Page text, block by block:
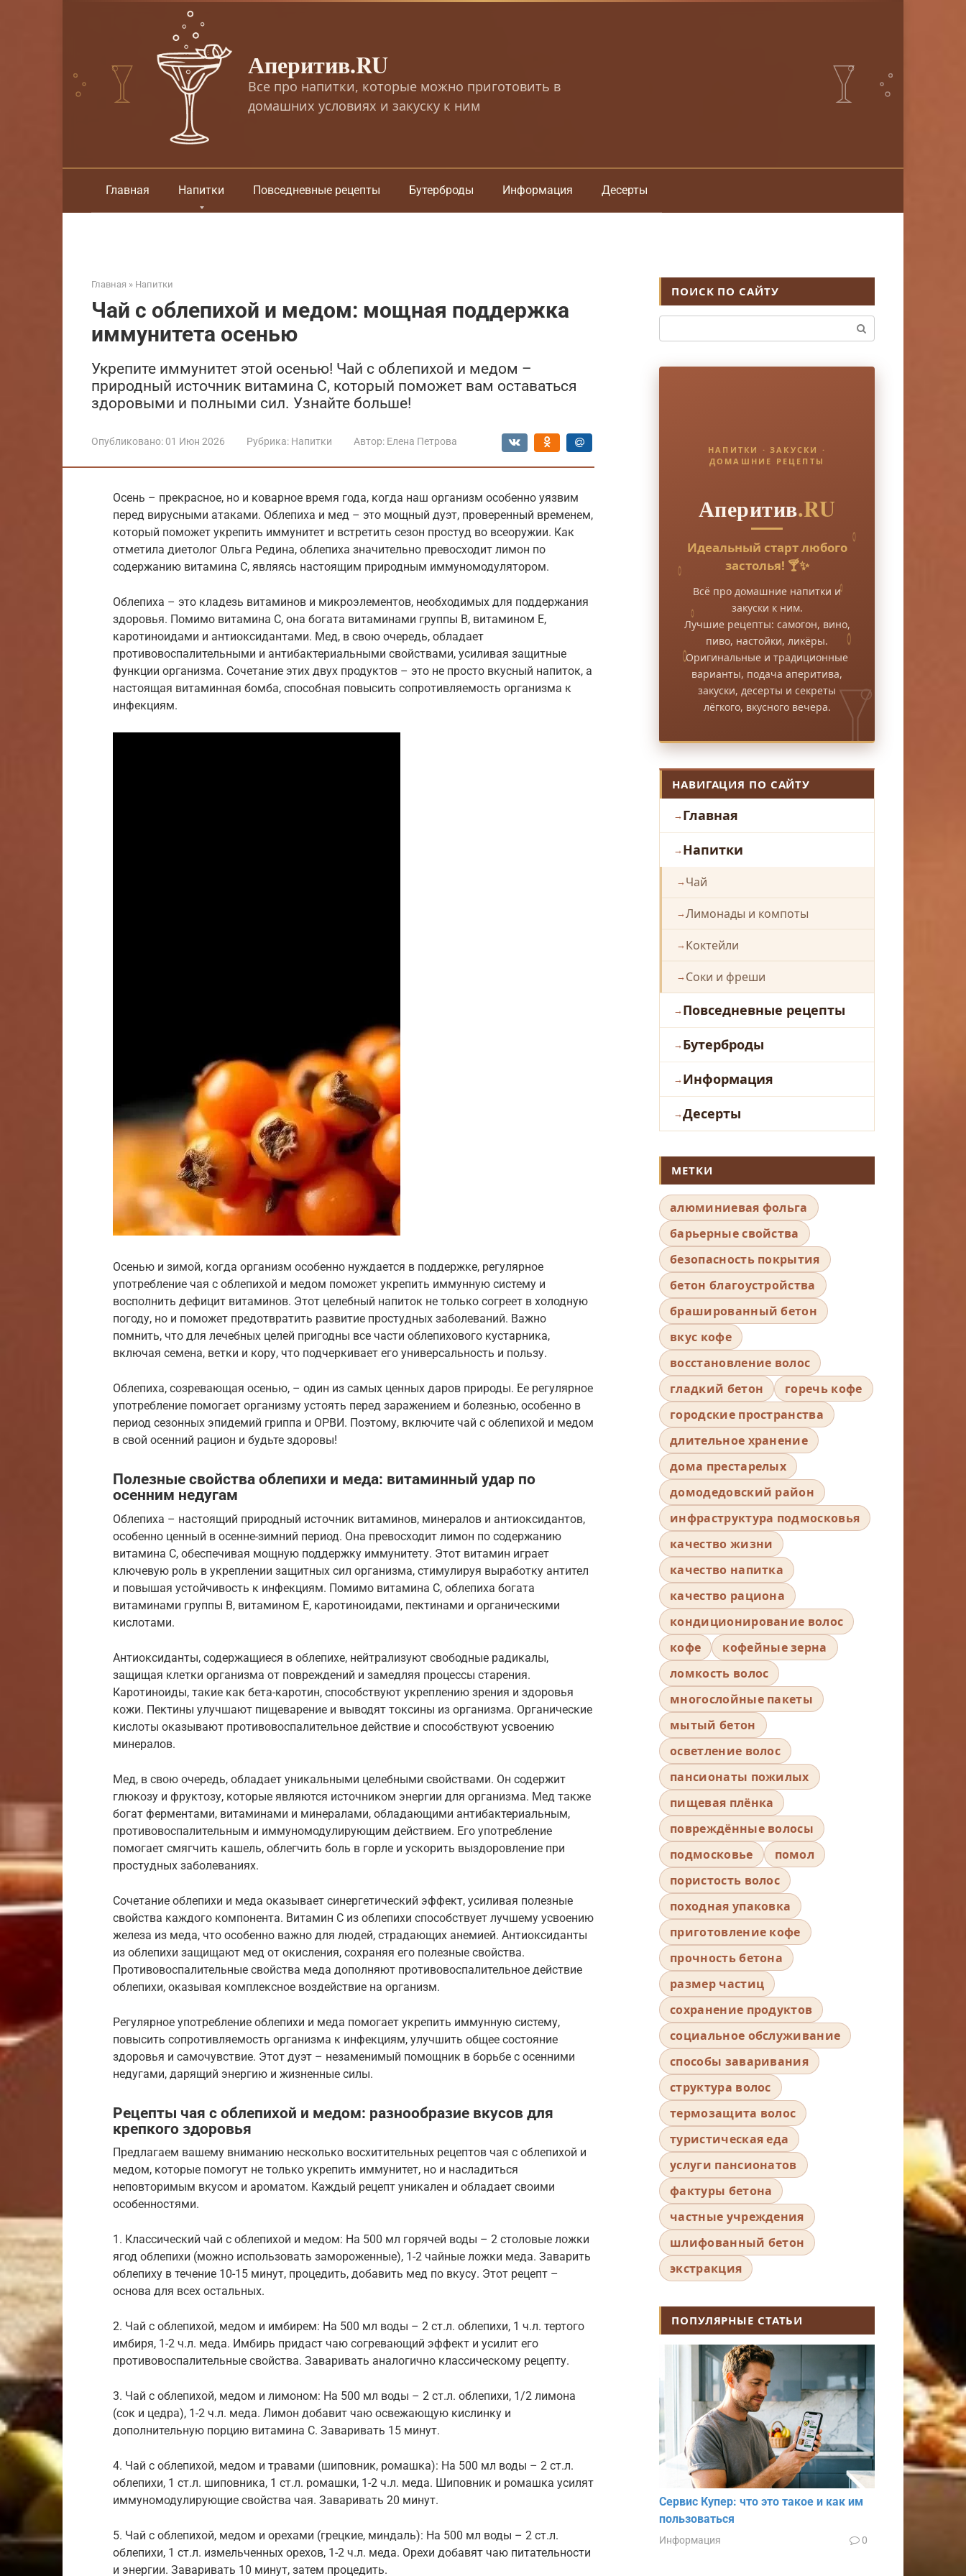
Аперитив.RU
Все про напитки, которые можно приготовить в
домашних условиях и закуску к ним
Главная Напитки Повседневные рецепты Бутерброды Информация Десерты
Главная » Напитки
Чай с облепихой и медом: мощная поддержка
иммунитета осенью
Укрепите иммунитет этой осенью! Чай с облепихой и медом –
природный источник витамина С, который поможет вам оставаться
здоровыми и полными сил. Узнайте больше!
Опубликовано: 01 Июн 2026 Рубрика: Напитки Автор: Елена Петрова
Осень – прекрасное, но и коварное время года, когда наш организм особенно уязвим
перед вирусными атаками. Облепиха и мед – это мощный дуэт, проверенный временем,
который поможет укрепить иммунитет и встретить сезон простуд во всеоружии. Как
отметила диетолог Ольга Редина, облепиха значительно превосходит лимон по
содержанию витамина С, являясь настоящим природным иммуномодулятором.
Облепиха – это кладезь витаминов и микроэлементов, необходимых для поддержания
здоровья. Помимо витамина С, она богата витаминами группы B, витамином E,
каротиноидами и антиоксидантами. Мед, в свою очередь, обладает
противовоспалительными и антибактериальными свойствами, усиливая защитные
функции организма. Сочетание этих двух продуктов – это не просто вкусный напиток, а
настоящая витаминная бомба, способная повысить сопротивляемость организма к
инфекциям.
Осенью и зимой, когда организм особенно нуждается в поддержке, регулярное
употребление чая с облепихой и медом поможет укрепить иммунную систему и
восполнить дефицит витаминов. Этот целебный напиток не только согреет в холодную
погоду, но и поможет предотвратить развитие простудных заболеваний. Важно
помнить, что для лечебных целей пригодны все части облепихового кустарника,
включая семена, ветки и кору, что подчеркивает его универсальность и пользу.
Облепиха, созревающая осенью, – один из самых ценных даров природы. Ее регулярное
употребление помогает организму устоять перед заражением и болезнью, особенно в
период сезонных эпидемий гриппа и ОРВИ. Поэтому, включите чай с облепихой и медом
в свой осенний рацион и будьте здоровы!
Полезные свойства облепихи и меда: витаминный удар по
осенним недугам
Облепиха – настоящий природный источник витаминов, минералов и антиоксидантов,
особенно ценный в осенне-зимний период. Она превосходит лимон по содержанию
витамина С, обеспечивая мощную поддержку иммунитету. Этот витамин играет
ключевую роль в укреплении защитных сил организма, стимулируя выработку антител
и повышая устойчивость к инфекциям. Помимо витамина С, облепиха богата
витаминами группы B, витамином E, каротиноидами, пектинами и органическими
кислотами.
Антиоксиданты, содержащиеся в облепихе, нейтрализуют свободные радикалы,
защищая клетки организма от повреждений и замедляя процессы старения.
Каротиноиды, такие как бета-каротин, способствуют укреплению зрения и здоровья
кожи. Пектины улучшают пищеварение и выводят токсины из организма. Органические
кислоты оказывают противовоспалительное действие и способствуют усвоению
минералов.
Мед, в свою очередь, обладает уникальными целебными свойствами. Он содержит
глюкозу и фруктозу, которые являются источником энергии для организма. Мед также
богат ферментами, витаминами и минералами, обладающими антибактериальным,
противовоспалительным и иммуномодулирующим действием. Его употребление
помогает смягчить кашель, облегчить боль в горле и ускорить выздоровление при
простудных заболеваниях.
Сочетание облепихи и меда оказывает синергетический эффект, усиливая полезные
свойства каждого компонента. Витамин С из облепихи способствует лучшему усвоению
железа из меда, что особенно важно для людей, страдающих анемией. Антиоксиданты
из облепихи защищают мед от окисления, сохраняя его полезные свойства.
Противовоспалительные свойства меда дополняют противовоспалительное действие
облепихи, оказывая комплексное воздействие на организм.
Регулярное употребление облепихи и меда помогает укрепить иммунную систему,
повысить сопротивляемость организма к инфекциям, улучшить общее состояние
здоровья и самочувствие. Этот дуэт – незаменимый помощник в борьбе с осенними
недугами, дарящий энергию и жизненные силы.
Рецепты чая с облепихой и медом: разнообразие вкусов для
крепкого здоровья
Предлагаем вашему вниманию несколько восхитительных рецептов чая с облепихой и
медом, которые помогут не только укрепить иммунитет, но и насладиться
неповторимым вкусом и ароматом. Каждый рецепт уникален и обладает своими
особенностями.
1. Классический чай с облепихой и медом: На 500 мл горячей воды – 2 столовые ложки
ягод облепихи (можно использовать замороженные), 1-2 чайные ложки меда. Заварить
облепиху в течение 10-15 минут, процедить, добавить мед по вкусу. Этот рецепт –
основа для всех остальных.
2. Чай с облепихой, медом и имбирем: На 500 мл воды – 2 ст.л. облепихи, 1 ч.л. тертого
имбиря, 1-2 ч.л. меда. Имбирь придаст чаю согревающий эффект и усилит его
противовоспалительные свойства. Заваривать аналогично классическому рецепту.
3. Чай с облепихой, медом и лимоном: На 500 мл воды – 2 ст.л. облепихи, 1/2 лимона
(сок и цедра), 1-2 ч.л. меда. Лимон добавит чаю освежающую кислинку и
дополнительную порцию витамина С. Заваривать 15 минут.
4. Чай с облепихой, медом и травами (шиповник, ромашка): На 500 мл воды – 2 ст.л.
облепихи, 1 ст.л. шиповника, 1 ст.л. ромашки, 1-2 ч.л. меда. Шиповник и ромашка усилят
иммуномодулирующие свойства чая. Заваривать 20 минут.
5. Чай с облепихой, медом и орехами (грецкие, миндаль): На 500 мл воды – 2 ст.л.
облепихи, 1 ст.л. измельченных орехов, 1-2 ч.л. меда. Орехи добавят чаю питательности
и энергии. Заваривать 10 минут, затем процедить.
ПОИСК ПО САЙТУ
НАПИТКИ · ЗАКУСКИ ·
ДОМАШНИЕ РЕЦЕПТЫ
Аперитив.RU
Идеальный старт любого
застолья! 🍸✨
Всё про домашние напитки и
закуски к ним.
Лучшие рецепты: самогон, вино,
пиво, настойки, ликёры.
Оригинальные и традиционные
варианты, подача аперитива,
закуски, десерты и секреты
лёгкого, вкусного вечера.
НАВИГАЦИЯ ПО САЙТУ
Главная
Напитки
Чай
Лимонады и компоты
Коктейли
Соки и фреши
Повседневные рецепты
Бутерброды
Информация
Десерты
МЕТКИ
алюминиевая фольга
барьерные свойства
безопасность покрытия
бетон благоустройства
брашированный бетон
вкус кофе
восстановление волос
гладкий бетон
горечь кофе
городские пространства
длительное хранение
дома престарелых
домодедовский район
инфраструктура подмосковья
качество жизни
качество напитка
качество рациона
кондиционирование волос
кофе
кофейные зерна
ломкость волос
многослойные пакеты
мытый бетон
осветление волос
пансионаты пожилых
пищевая плёнка
повреждённые волосы
подмосковье
помол
пористость волос
походная упаковка
приготовление кофе
прочность бетона
размер частиц
сохранение продуктов
социальное обслуживание
способы заваривания
структура волос
термозащита волос
туристическая еда
услуги пансионатов
фактуры бетона
частные учреждения
шлифованный бетон
экстракция
ПОПУЛЯРНЫЕ СТАТЬИ
Сервис Купер: что это такое и как им
пользоваться
Информация 0